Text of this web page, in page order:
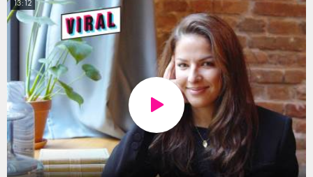
13:12